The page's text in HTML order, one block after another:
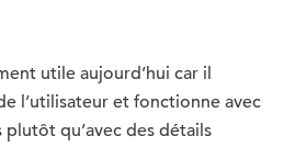
utile aujourd’hui car il
l’utilisateur et fonctionne avec
qu’avec des détails